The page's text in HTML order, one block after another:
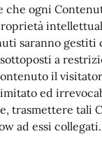
ogni
saranno gestiti
a
il
ed
trasmettere tali
ad essi collegati.